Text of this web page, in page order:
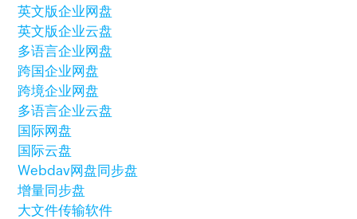
英文版企业网盘
英文版企业云盘
多语言企业网盘
跨国企业网盘
跨境企业网盘
多语言企业云盘
国际网盘
国际云盘
Webdav网盘同步盘
增量同步盘
大文件传输软件